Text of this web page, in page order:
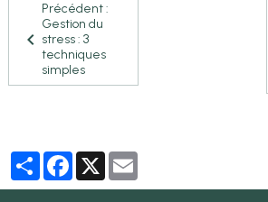
Précédent :
Gestion du
stress : 3
techniques
simples
PartagerFacebook
X